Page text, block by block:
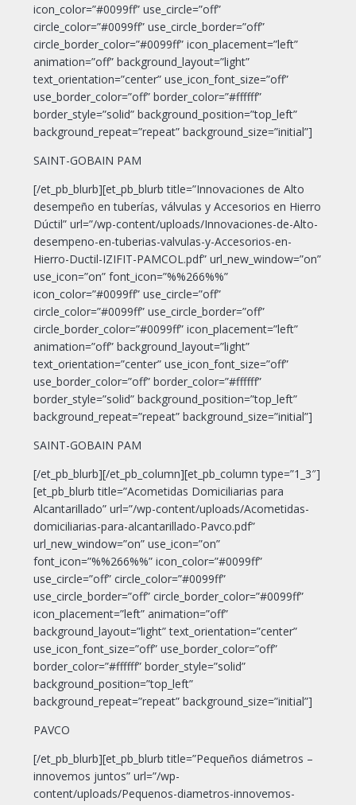
icon_color=”#0099ff” use_circle=”off”
circle_color=”#0099ff” use_circle_border=”off”
circle_border_color=”#0099ff” icon_placement=”left”
animation=”off” background_layout=”light”
text_orientation=”center” use_icon_font_size=”off”
use_border_color=”off” border_color=”#ffffff”
border_style=”solid” background_position=”top_left”
background_repeat=”repeat” background_size=”initial”]
SAINT-GOBAIN PAM
[/et_pb_blurb][et_pb_blurb title=”Innovaciones de Alto
desempeño en tuberías, válvulas y Accesorios en Hierro
Dúctil” url=”/wp-content/uploads/Innovaciones-de-Alto-
desempeno-en-tuberias-valvulas-y-Accesorios-en-
Hierro-Ductil-IZIFIT-PAMCOL.pdf” url_new_window=”on”
use_icon=”on” font_icon=”%%266%%”
icon_color=”#0099ff” use_circle=”off”
circle_color=”#0099ff” use_circle_border=”off”
circle_border_color=”#0099ff” icon_placement=”left”
animation=”off” background_layout=”light”
text_orientation=”center” use_icon_font_size=”off”
use_border_color=”off” border_color=”#ffffff”
border_style=”solid” background_position=”top_left”
background_repeat=”repeat” background_size=”initial”]
SAINT-GOBAIN PAM
[/et_pb_blurb][/et_pb_column][et_pb_column type=”1_3″]
[et_pb_blurb title=”Acometidas Domiciliarias para
Alcantarillado” url=”/wp-content/uploads/Acometidas-
domiciliarias-para-alcantarillado-Pavco.pdf”
url_new_window=”on” use_icon=”on”
font_icon=”%%266%%” icon_color=”#0099ff”
use_circle=”off” circle_color=”#0099ff”
use_circle_border=”off” circle_border_color=”#0099ff”
icon_placement=”left” animation=”off”
background_layout=”light” text_orientation=”center”
use_icon_font_size=”off” use_border_color=”off”
border_color=”#ffffff” border_style=”solid”
background_position=”top_left”
background_repeat=”repeat” background_size=”initial”]
PAVCO
[/et_pb_blurb][et_pb_blurb title=”Pequeños diámetros –
innovemos juntos” url=”/wp-
content/uploads/Pequenos-diametros-innovemos-